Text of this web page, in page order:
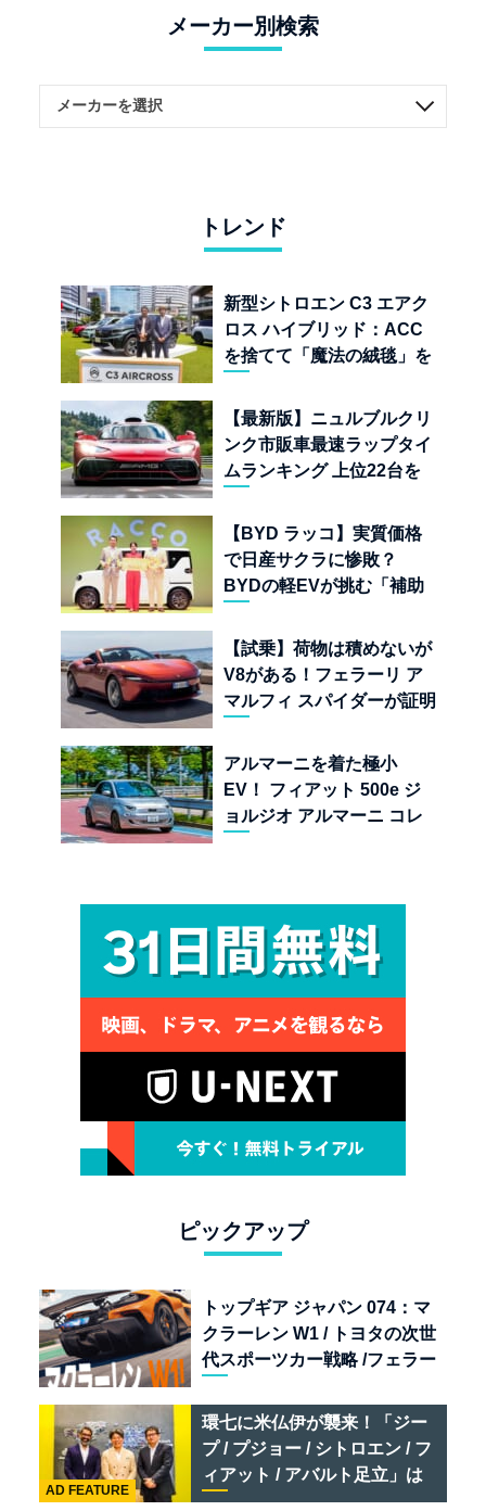
メーカー別検索
トレンド
新型シトロエン C3 エアク
ロス ハイブリッド：ACC
を捨てて「魔法の絨毯」を
児
【最新版】ニュルブルクリ
ンク市販車最速ラップタイ
ムランキング 上位22台を
【BYD ラッコ】実質価格
で日産サクラに惨敗？
BYDの軽EVが挑む「補助
界
【試乗】荷物は積めないが
V8がある！フェラーリ ア
マルフィ スパイダーが証明
ーの至福
アルマーニを着た極小
EV！ フィアット 500e ジ
ョルジオ アルマーニ コレ
ピックアップ
トップギア ジャパン 074：マ
クラーレン W1 / トヨタの次世
代スポーツカー戦略 /フェラー
リオ /ベントレー スーパース
ポーツ
環七に米仏伊が襲来！「ジー
プ / プジョー / シトロエン / フ
ィアット / アバルト足立」は
クルマのセレクトショップで
AD FEATURE